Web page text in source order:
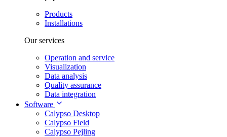
Products
Installations
Our services
Operation and service
Visualization
Data analysis
Quality assurance
Data integration
Software
Calypso Desktop
Calypso Field
Calypso Pejling